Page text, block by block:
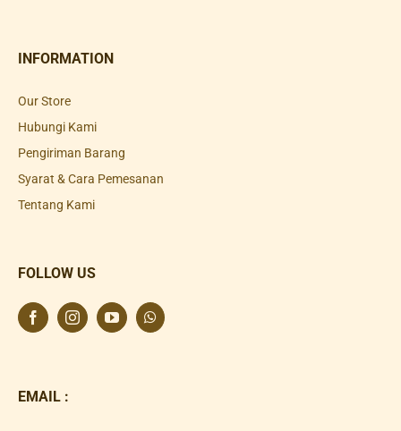
INFORMATION
Our Store
Hubungi Kami
Pengiriman Barang
Syarat & Cara Pemesanan
Tentang Kami
FOLLOW US
EMAIL :